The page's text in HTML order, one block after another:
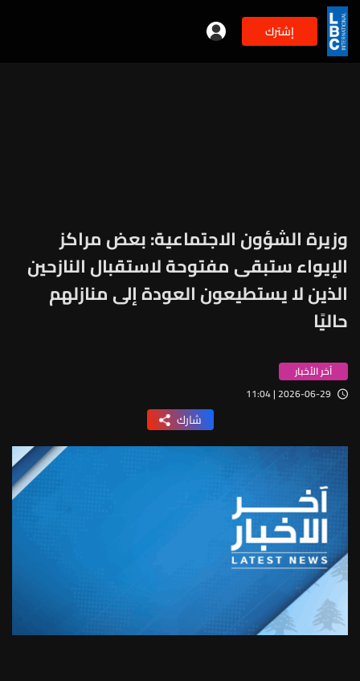
إشترك
وزيرة الشؤون الاجتماعية: بعض مراكز
الإيواء ستبقى مفتوحة لاستقبال النازحين
الذين لا يستطيعون العودة إلى منازلهم
حاليًا
آخر الأخبار
2026-06-29 | 11:04
شارك